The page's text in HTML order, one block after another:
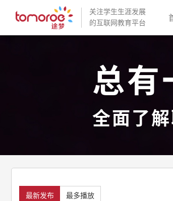
关注学生生涯发展
的互联网教育平台
总有
全面了
最新发布 最多播放